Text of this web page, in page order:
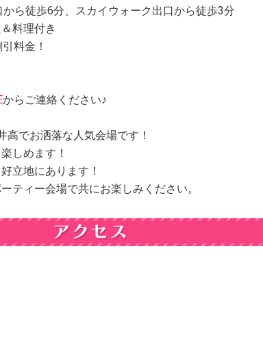
ら徒歩6分、スカイウォーク出口から徒歩3分
料理付き
料金！
からご連絡ください♪
でお洒落な人気会場です！
しめます！
立地にあります！
ティー会場で共にお楽しみください。